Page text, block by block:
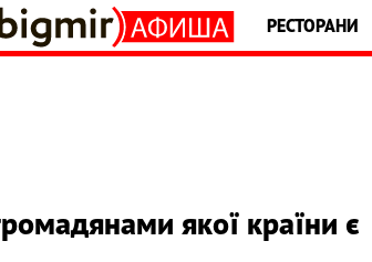
РЕСТОРАНИ
якої країни є